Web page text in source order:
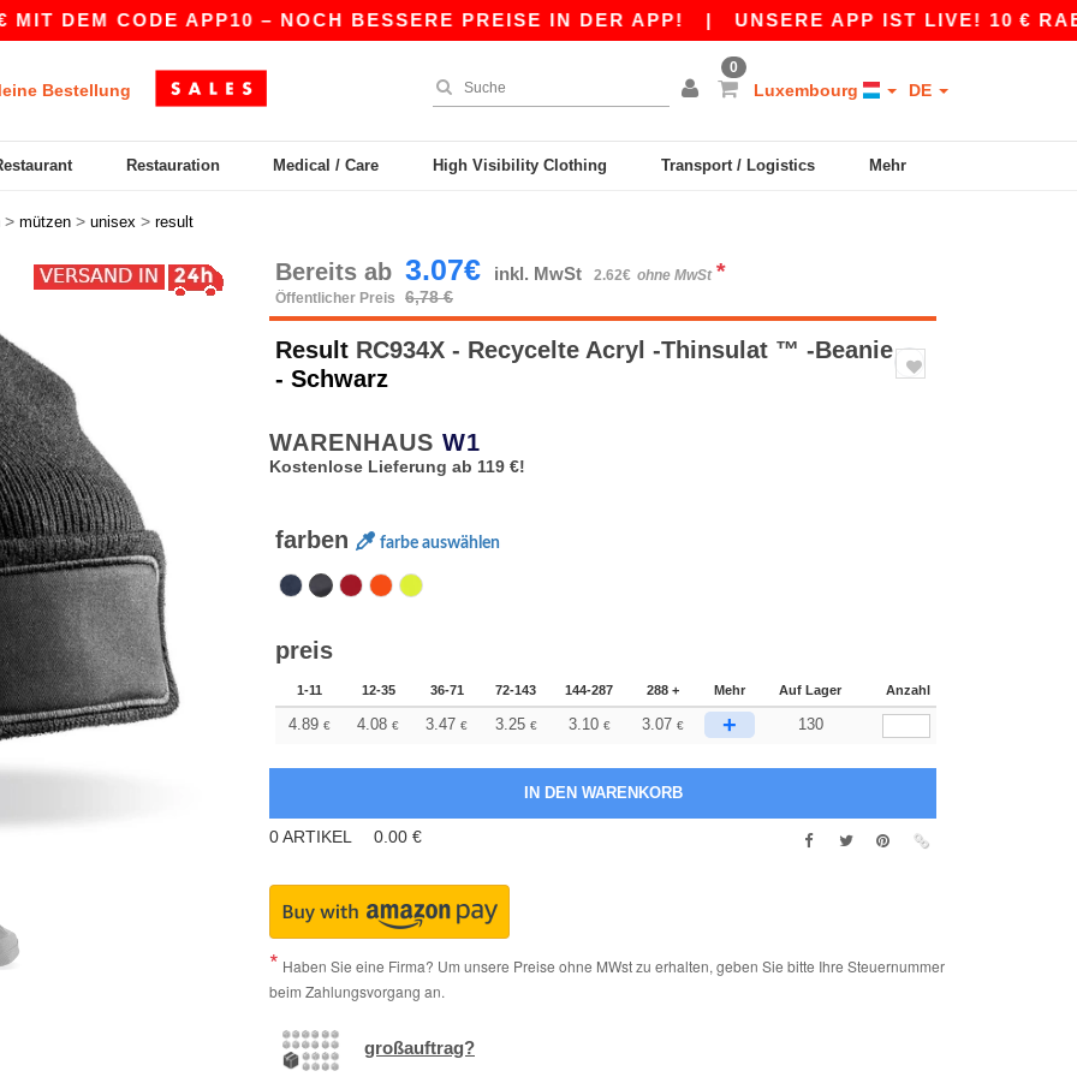
CODE APP10 – NOCH BESSERE PREISE IN DER APP!|UNSERE APP IST LIVE! 10 € RABATT
Bestellung
0
Luxembourg DE
Restauration Medical / Care High Visibility Clothing Transport / Logistics Mehr
> mützen > unisex > result
Bereits ab 3.07€ inkl. MwSt 2.62€ ohne MwSt *
Öffentlicher Preis 6,78 €
Result RC934X - Recycelte Acryl -Thinsulat ™ -Beanie
- Schwarz
WARENHAUS W1
Kostenlose Lieferung ab 119 €!
farben farbe auswählen
preis
1-11 12-35 36-71 72-143 144-287 288 + Mehr Auf Lager Anzahl
4.89 € 4.08 € 3.47 € 3.25 € 3.10 € 3.07 € + 130
0ARTIKEL 0.00 €
Haben Sie eine Firma? Um unsere Preise ohne MWst zu erhalten, geben Sie bitte Ihre Steuernummer
beim Zahlungsvorgang an.
großauftrag?